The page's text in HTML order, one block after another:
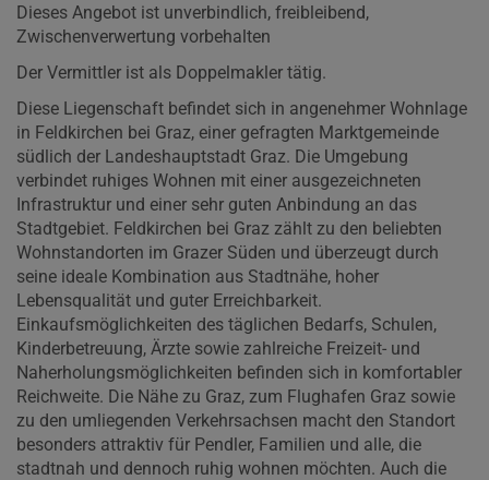
Dieses Angebot ist unverbindlich, freibleibend,
Zwischenverwertung vorbehalten
Der Vermittler ist als Doppelmakler tätig.
Diese Liegenschaft befindet sich in angenehmer Wohnlage
in Feldkirchen bei Graz, einer gefragten Marktgemeinde
südlich der Landeshauptstadt Graz. Die Umgebung
verbindet ruhiges Wohnen mit einer ausgezeichneten
Infrastruktur und einer sehr guten Anbindung an das
Stadtgebiet. Feldkirchen bei Graz zählt zu den beliebten
Wohnstandorten im Grazer Süden und überzeugt durch
seine ideale Kombination aus Stadtnähe, hoher
Lebensqualität und guter Erreichbarkeit.
Einkaufsmöglichkeiten des täglichen Bedarfs, Schulen,
Kinderbetreuung, Ärzte sowie zahlreiche Freizeit- und
Naherholungsmöglichkeiten befinden sich in komfortabler
Reichweite. Die Nähe zu Graz, zum Flughafen Graz sowie
zu den umliegenden Verkehrsachsen macht den Standort
besonders attraktiv für Pendler, Familien und alle, die
stadtnah und dennoch ruhig wohnen möchten. Auch die